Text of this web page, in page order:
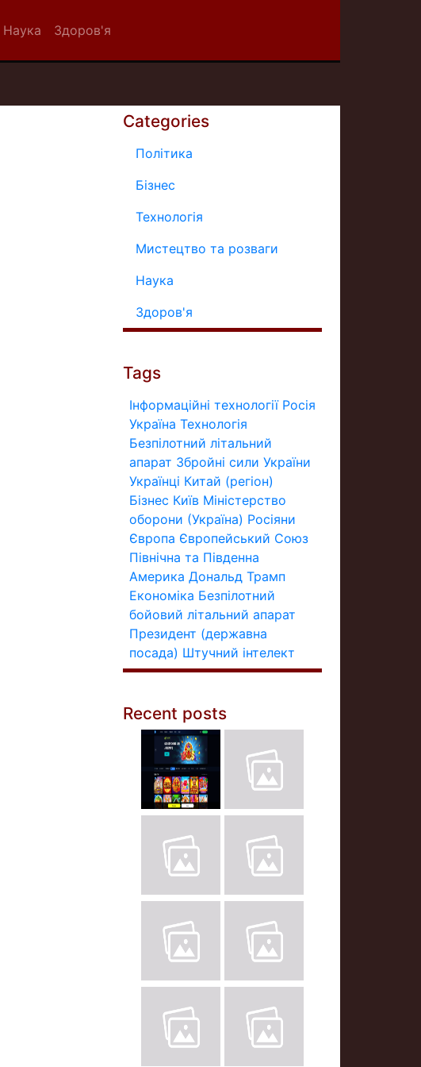
Наука Здоров'я
Categories
Політика
Бізнес
Технологія
Мистецтво та розваги
Наука
Здоров'я
Tags
Інформаційні технології Росія
Україна Технологія
Безпілотний літальний
апарат Збройні сили України
Українці Китай (регіон)
Бізнес Київ Міністерство
оборони (Україна) Росіяни
Європа Європейський Союз
Північна та Південна
Америка Дональд Трамп
Економіка Безпілотний
бойовий літальний апарат
Президент (державна
посада) Штучний інтелект
Recent posts